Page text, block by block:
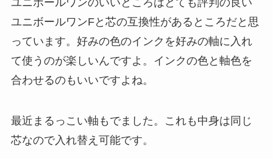
ユニボールワンFと芯の互換性があるところだと思
っています。好みの色のインクを好みの軸に入れ
て使うのが楽しいんですよ。インクの色と軸色を
合わせるのもいいですよね。
最近まるっこい軸もでました。これも中身は同じ
芯なので入れ替え可能です。